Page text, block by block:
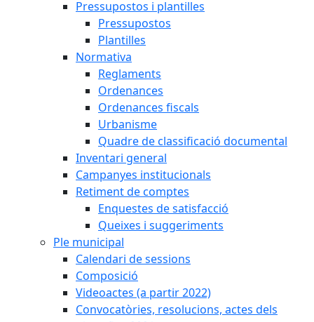
Pressupostos i plantilles
Pressupostos
Plantilles
Normativa
Reglaments
Ordenances
Ordenances fiscals
Urbanisme
Quadre de classificació documental
Inventari general
Campanyes institucionals
Retiment de comptes
Enquestes de satisfacció
Queixes i suggeriments
Ple municipal
Calendari de sessions
Composició
Videoactes (a partir 2022)
Convocatòries, resolucions, actes dels